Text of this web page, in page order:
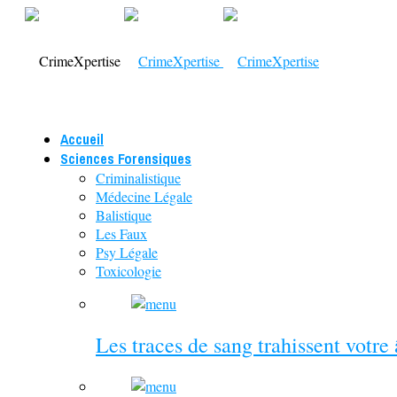
Accueil
Sciences Forensiques
Criminalistique
Médecine Légale
Balistique
Les Faux
Psy Légale
Toxicologie
Les traces de sang trahissent votre